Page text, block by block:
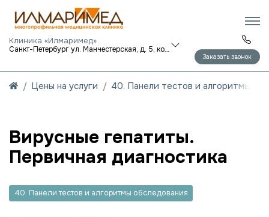
Клиника «Илмаримед»
Санкт-Петербург ул. Манчестерская, д. 5, корп. 1
Заказать звонок
Цены на услуги 40. Панели тестов и алгоритмы
Вирусные гепатиты.
Первичная диагностика
40. Панели тестов и алгоритмы обследования